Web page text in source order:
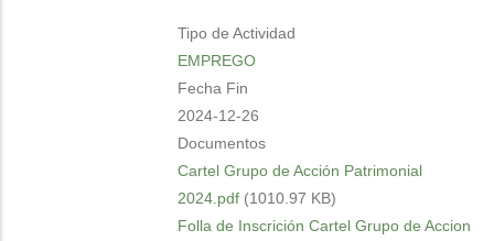
Tipo de Actividad
EMPREGO
Fecha Fin
2024-12-26
Documentos
Cartel Grupo de Acción Patrimonial
2024.pdf (1010.97 KB)
Folla de Inscrición Cartel Grupo de Accion